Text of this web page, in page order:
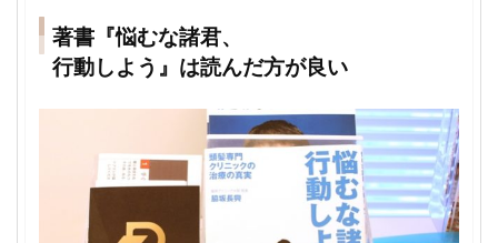
著書『悩むな諸君、
行動しよう』は読んだ方が良い